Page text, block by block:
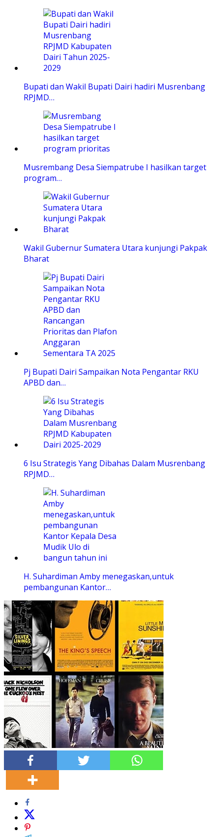
Bupati dan Wakil Bupati Dairi hadiri Musrenbang
RPJMD…
Musrembang Desa Siempatrube I hasilkan target
program…
Wakil Gubernur Sumatera Utara kunjungi Pakpak
Bharat
Pj Bupati Dairi Sampaikan Nota Pengantar RKU
APBD dan…
6 Isu Strategis Yang Dibahas Dalam Musrenbang
RPJMD…
H. Suhardiman Amby menegaskan,untuk
pembangunan Kantor…